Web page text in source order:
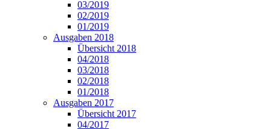
03/2019
02/2019
01/2019
Ausgaben 2018
Übersicht 2018
04/2018
03/2018
02/2018
01/2018
Ausgaben 2017
Übersicht 2017
04/2017